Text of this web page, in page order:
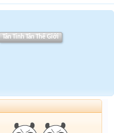
Tân Tinh Tân Thế Giới